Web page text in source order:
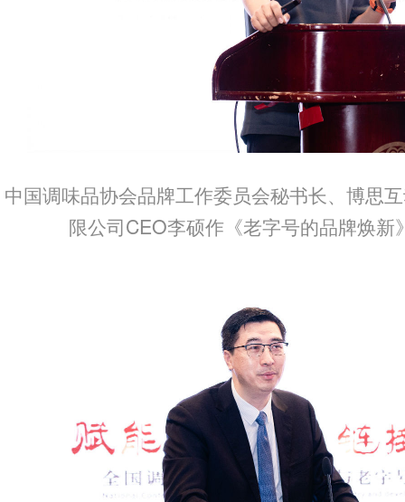
中国调味品协会品牌工作委员会秘书长、博思
限公司CEO李硕作《老字号的品牌焕新